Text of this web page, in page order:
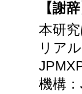
【謝辞
本研
リア
機構